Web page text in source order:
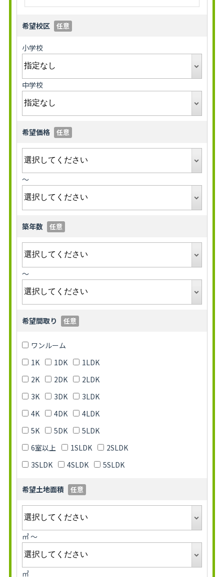
広電６号線(江波線)
広電８号線(横川線)
広電９号線(白島線)
希望校区 任意
小学校
中学校
希望価格 任意
～
築年数 任意
～
希望間取り 任意
ワンルーム
1K
1DK
1LDK
2K
2DK
2LDK
3K
3DK
3LDK
4K
4DK
4LDK
5K
5DK
5LDK
6室以上
1SLDK
2SLDK
3SLDK
4SLDK 5SLDK
希望土地面積 任意
㎡ ～
㎡